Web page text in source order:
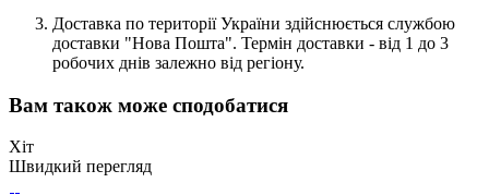
Доставка по території України здійснюється службою
доставки "Нова Пошта". Термін доставки - від 1 до 3
робочих днів залежно від регіону.
Вам також може сподобатися
Хіт
Швидкий перегляд